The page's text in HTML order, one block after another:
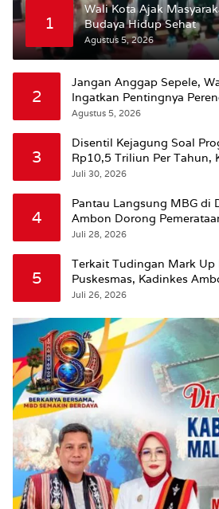
1
Wali Kota Ajak
Budaya Hidup Sehat
Agustus 5, 2026
2
Jangan Anggap Sepele,
Ingatkan Pentingnya
Agustus 5, 2026
3
Disentil Kejagung Soal
Rp10,5 Triliun Per Tahun,
Beri Penjelasan
Juli 30, 2026
4
Pantau Langsung MBG di
Ambon Dorong
Leitimur Selatan
Juli 28, 2026
5
Terkait Tudingan Mark Up
Puskesmas, Kadinkes
Juli 26, 2026